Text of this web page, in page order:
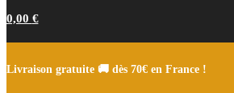
0,00 €
Livraison gratuite 🚚 dès 70€ en France !